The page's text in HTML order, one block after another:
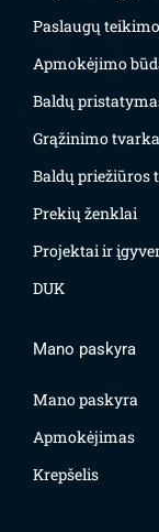
Paslaugų
Apmokėjimo
Baldų
Grąžinimo tvarka
Baldų priežiūros
Prekių ženklai
Projektai ir
DUK
Mano paskyra
Mano paskyra
Apmokėjimas
Krepšelis